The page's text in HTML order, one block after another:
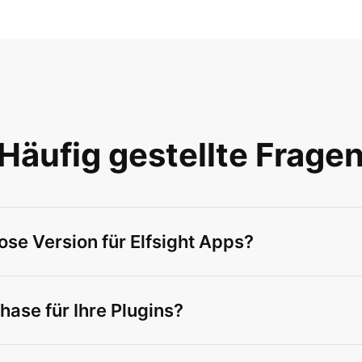
gestellte
Version für Elfsight Apps?
für Ihre Plugins?